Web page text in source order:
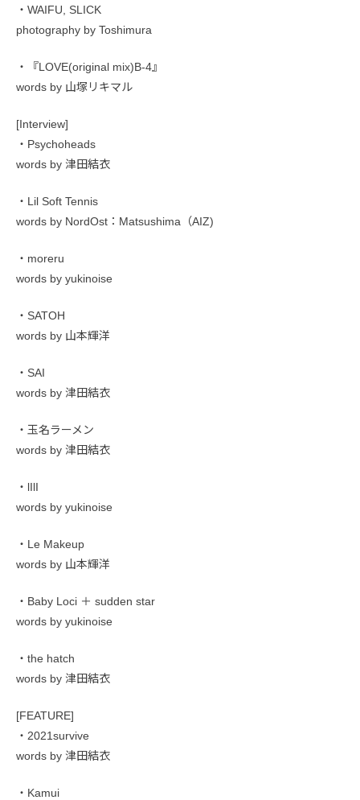
・WAIFU, SLICK
photography by Toshimura
・『LOVE(original mix)B-4』
words by 山塚リキマル
[Interview]
・Psychoheads
words by 津田結衣
・Lil Soft Tennis
words by NordOst：Matsushima（AIZ)
・moreru
words by yukinoise
・SATOH
words by 山本輝洋
・SAI
words by 津田結衣
・玉名ラーメン
words by 津田結衣
・lIlI
words by yukinoise
・Le Makeup
words by 山本輝洋
・Baby Loci ＋ sudden star
words by yukinoise
・the hatch
words by 津田結衣
[FEATURE]
・2021survive
words by 津田結衣
・Kamui